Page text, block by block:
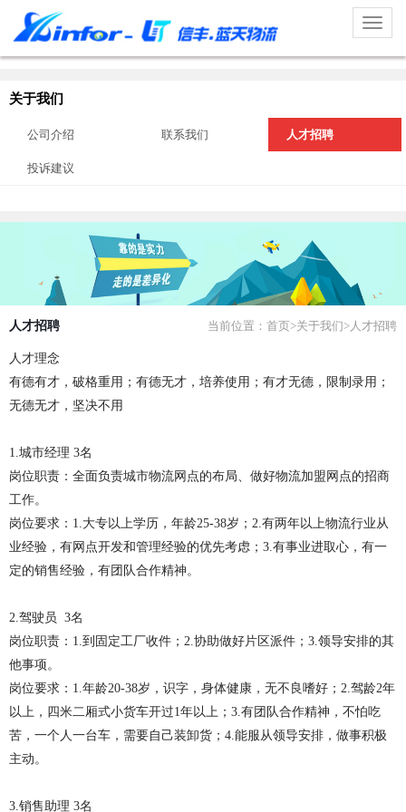
Toggle
关于我们
公司介绍 联系我们 人才招聘
投诉建议
当前位置： 首页>关于我们>人才招聘
人才招聘
人才理念
有德有才，破格重用；有德无才，培养使用；有才无德，限制录用；
无德无才，坚决不用
1.城市经理 3名
岗位职责：全面负责城市物流网点的布局、做好物流加盟网点的招商
工作。
岗位要求：1.大专以上学历，年龄25-38岁；2.有两年以上物流行业从
业经验，有网点开发和管理经验的优先考虑；3.有事业进取心，有一
定的销售经验，有团队合作精神。
2.驾驶员 3名
岗位职责：1.到固定工厂收件；2.协助做好片区派件；3.领导安排的其
他事项。
岗位要求：1.年龄20-38岁，识字，身体健康，无不良嗜好；2.驾龄2年
以上，四米二厢式小货车开过1年以上；3.有团队合作精神，不怕吃
苦，一个人一台车，需要自己装卸货；4.能服从领导安排，做事积极
主动。
3.销售助理 3名